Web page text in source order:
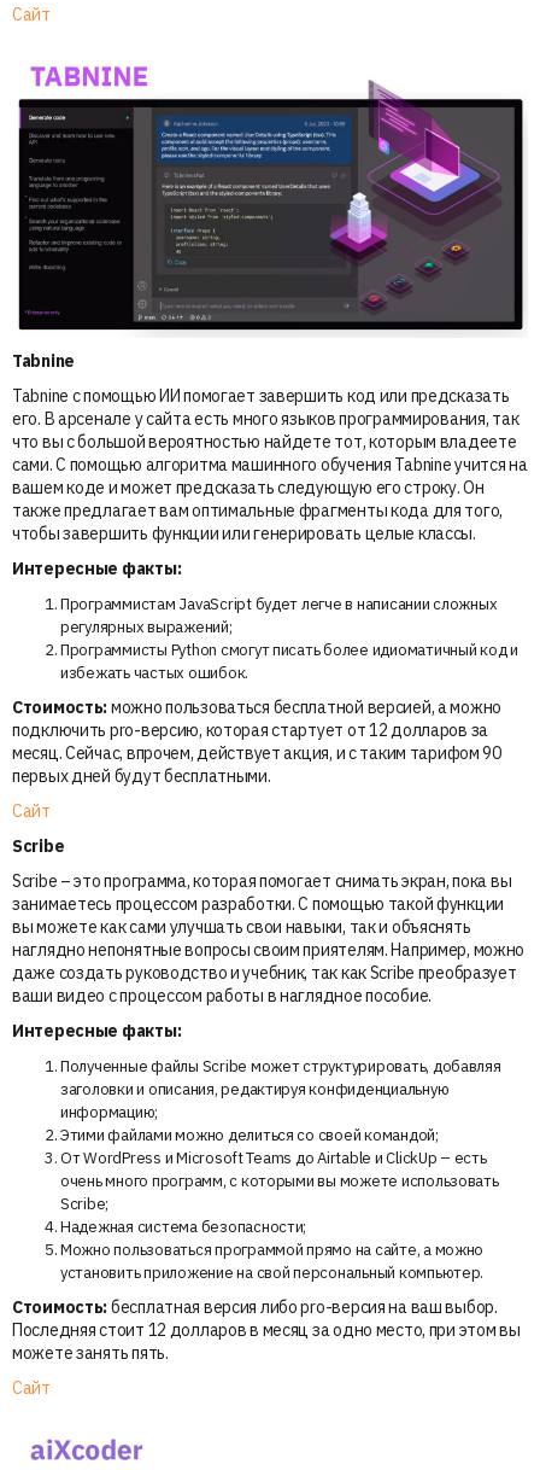
Сайт
Tabnine
Tabnine с помощью ИИ помогает завершить код или предсказать
его. В арсенале у сайта есть много языков программирования, так
что вы с большой вероятностью найдете тот, которым владеете
сами. С помощью алгоритма машинного обучения Tabnine учится на
вашем коде и может предсказать следующую его строку. Он
также предлагает вам оптимальные фрагменты кода для того,
чтобы завершить функции или генерировать целые классы.
Интересные факты:
Программистам JavaScript будет легче в написании сложных
регулярных выражений;
Программисты Python смогут писать более идиоматичный код и
избежать частых ошибок.
Стоимость:можно пользоваться бесплатной версией, а можно
подключить pro-версию, которая стартует от 12 долларов за
месяц. Сейчас, впрочем, действует акция, и с таким тарифом 90
первых дней будут бесплатными.
Сайт
Scribe
Scribe – это программа, которая помогает снимать экран, пока вы
занимаетесь процессом разработки. С помощью такой функции
вы можете как сами улучшать свои навыки, так и объяснять
наглядно непонятные вопросы своим приятелям. Например, можно
даже создать руководство и учебник, так как Scribe преобразует
ваши видео с процессом работы в наглядное пособие.
Интересные факты:
Полученные файлы Scribe может структурировать, добавляя
заголовки и описания, редактируя конфиденциальную
информацию;
Этими файлами можно делиться со своей командой;
От WordPress и Microsoft Teams до Airtable и ClickUp – есть
очень много программ, с которыми вы можете использовать
Scribe;
Надежная система безопасности;
Можно пользоваться программой прямо на сайте, а можно
установить приложение на свой персональный компьютер.
Стоимость:бесплатная версия либо pro-версия на ваш выбор.
Последняя стоит 12 долларов в месяц за одно место, при этом вы
можете занять пять.
Сайт